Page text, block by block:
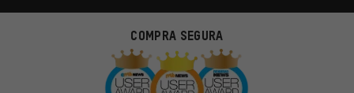
COMPRA SEGURA